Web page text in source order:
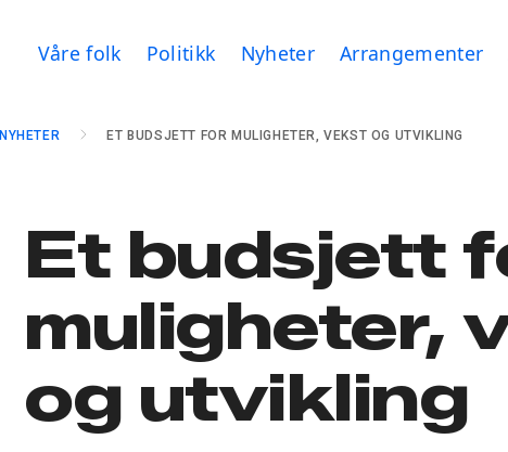
Våre folk Politikk Nyheter Arrangementer
NYHETER ET BUDSJETT FOR MULIGHETER, VEKST OG UTVIKLING
Et budsjett
muligheter,
og utvikling